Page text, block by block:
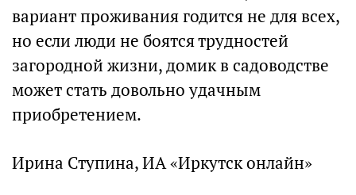
вариант проживания годится не для всех,
но если люди не боятся трудностей
загородной жизни, домик в садоводстве
может стать довольно удачным
приобретением.
Ирина Ступина, ИА «Иркутск онлайн»